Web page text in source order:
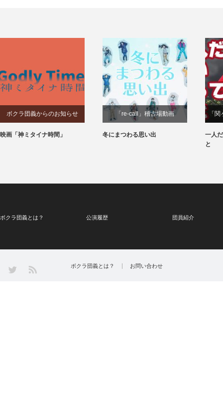
ボクラ団義からのお知らせ
映画「神ミタイナ時間」
「re-call」稽古場動画
冬にまつわる思い出
「
一人
と
ボクラ団義とは？ 公演履歴 団員紹介
Twitter ボクラ団義とは？ お問い合わせ